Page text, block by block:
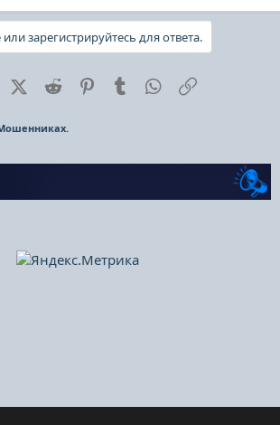
зарегистрируйтесь для ответа.
FacebookX (Twitter)
Reddit PinterestTumblr WhatsApp